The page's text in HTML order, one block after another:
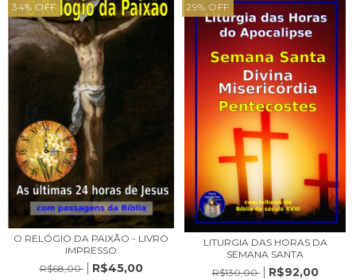
34% OFF
O RELÓGIO DA PAIXÃO - LIVRO
IMPRESSO
R$68,00
R$45,00
29% OFF
LITURGIA DAS HORAS DA
SEMANA SANTA
R$130,00
R$92,00